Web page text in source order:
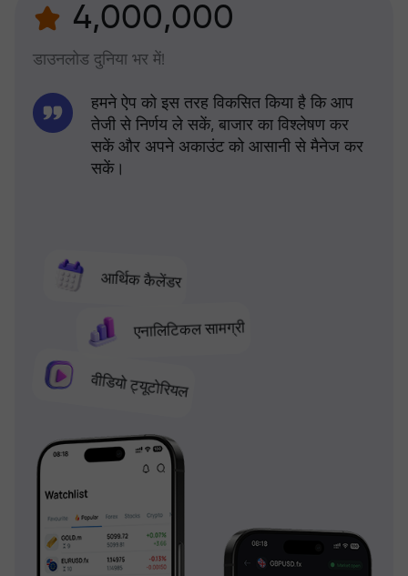
4,000,000
डाउनलोड दुनिया भर में!
आर्थिक कैलेंडर
एनालिटिकल सामग्री
वीडियो ट्यूटोरियल
हमने ऐप को इस तरह विकसित किया है कि आप
तेजी से निर्णय ले सकें, बाजार का विश्लेषण कर
सकें और अपने अकाउंट को आसानी से मैनेज कर
सकें।